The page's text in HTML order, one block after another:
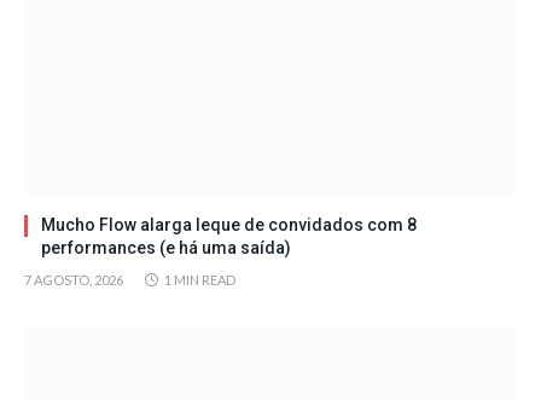
Mucho Flow alarga leque de convidados com 8
performances (e há uma saída)
7 AGOSTO, 2026 1 MIN READ